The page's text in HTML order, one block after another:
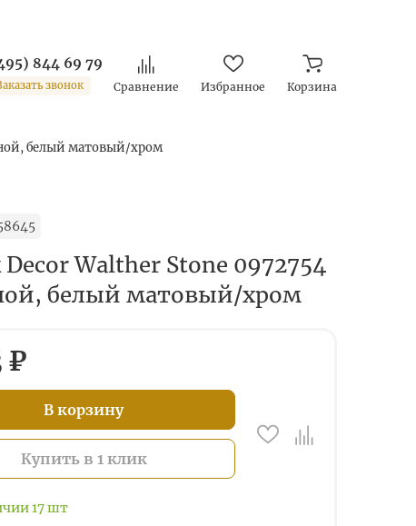
844 69 79
звонок Сравнение Избранное Корзина
белый матовый/хром
Walther Stone 0972754
белый матовый/хром
₽
В корзину
Купить в 1 клик
17шт